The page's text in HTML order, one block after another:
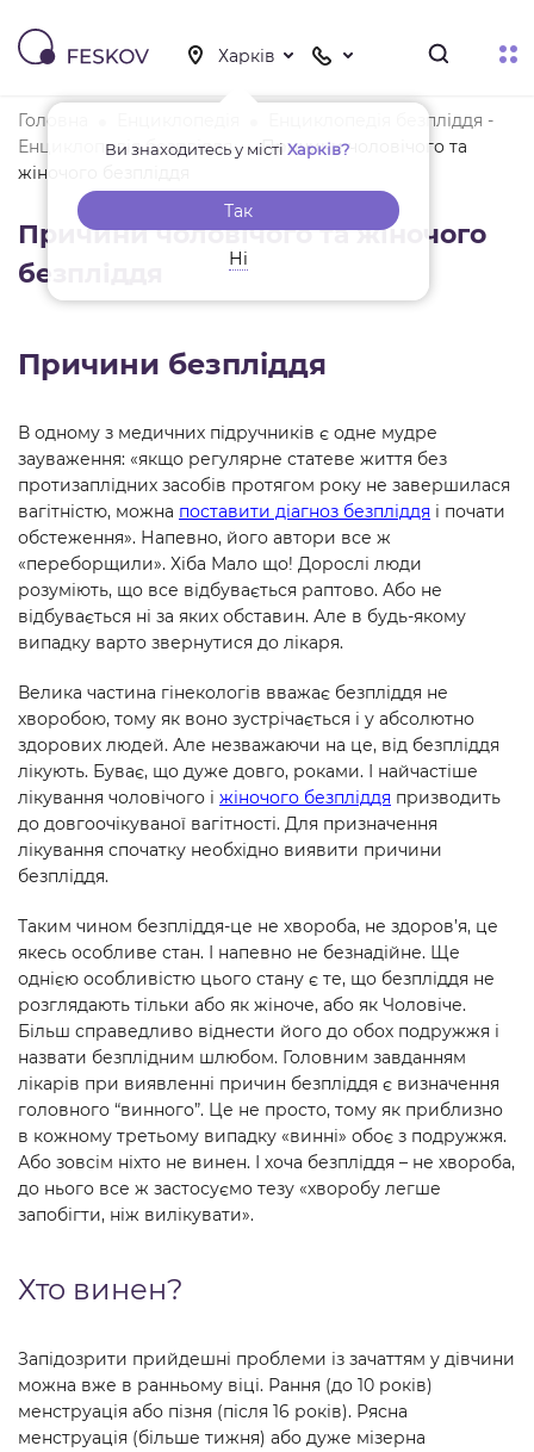
Ви знаходитесь у місті Харків?
Так
Ні
Головна
Енциклопедія безпліддя -
Енциклопедія безпліддя
Причини чоловічого та
жіночого безпліддя
Причини чоловічого та жіночого
безпліддя
Причини безпліддя
В одному з медичних підручників є одне мудре
зауваження: «якщо регулярне статеве життя без
протизаплідних засобів протягом року не завершилася
вагітністю, можна поставити діагноз безпліддя і почати
обстеження». Напевно, його автори все ж
«переборщили». Хіба Мало що! Дорослі люди
розуміють, що все відбувається раптово. Або не
відбувається ні за яких обставин. Але в будь-якому
випадку варто звернутися до лікаря.
Велика частина гінекологів вважає безпліддя не
хворобою, тому як воно зустрічається і у абсолютно
здорових людей. Але незважаючи на це, від безпліддя
лікують. Буває, що дуже довго, роками. І найчастіше
лікування чоловічого і жіночого безпліддя призводить
до довгоочікуваної вагітності. Для призначення
лікування спочатку необхідно виявити причини
безпліддя.
Таким чином безпліддя-це не хвороба, не здоров’я, це
якесь особливе стан. І напевно не безнадійне. Ще
однією особливістю цього стану є те, що безпліддя не
розглядають тільки або як жіноче, або як Чоловіче.
Більш справедливо віднести його до обох подружжя і
назвати безплідним шлюбом. Головним завданням
лікарів при виявленні причин безпліддя є визначення
головного “винного”. Це не просто, тому як приблизно
в кожному третьому випадку «винні» обоє з подружжя.
Або зовсім ніхто не винен. І хоча безпліддя – не хвороба,
до нього все ж застосуємо тезу «хворобу легше
запобігти, ніж вилікувати».
Хто винен?
Запідозрити прийдешні проблеми із зачаттям у дівчини
можна вже в ранньому віці. Рання (до 10 років)
менструація або пізня (після 16 років). Рясна
менструація (більше тижня) або дуже мізерна